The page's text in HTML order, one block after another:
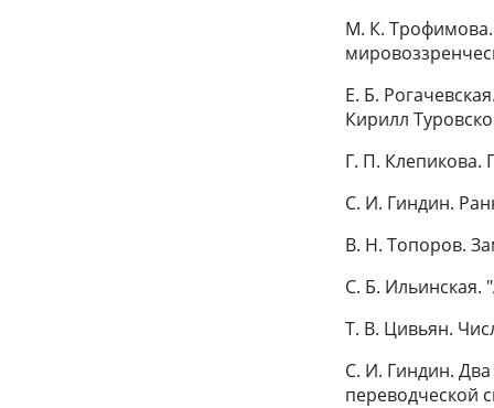
М. К. Трофимова.
Е. Б.
Кирилл
Г. П. Клепикова.
С. И. Гиндин.
В. Н. Топоров.
С. Б. Ильинская.
Т. В. Цивьян.
С. И. Гиндин.
переводческой